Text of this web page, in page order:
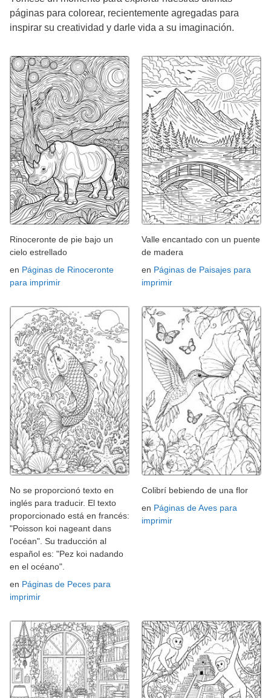
páginas para colorear, recientemente agregadas para
inspirar su creatividad y darle vida a su imaginación.
Rinoceronte de pie bajo un
cielo estrellado
en Páginas de Rinoceronte
para imprimir
Valle encantado con un puente
de madera
en Páginas de Paisajes para
imprimir
No se proporcionó texto en
inglés para traducir. El texto
proporcionado está en francés:
"Poisson koi nageant dans
l'océan". Su traducción al
español es: "Pez koi nadando
en el océano".
en Páginas de Peces para
imprimir
Colibrí bebiendo de una flor
en Páginas de Aves para
imprimir